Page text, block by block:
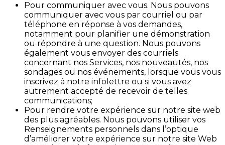
Pour communiquer avec vous. Nous pouvons
communiquer avec vous par courriel ou par
téléphone en réponse à vos demandes,
notamment pour planifier une démonstration
ou répondre à une question. Nous pouvons
également vous envoyer des courriels
concernant nos Services, nos nouveautés, nos
sondages ou nos événements, lorsque vous vous
inscrivez à notre infolettre ou si vous avez
autrement accepté de recevoir de telles
communications;
Pour rendre votre expérience sur notre site web
des plus agréables. Nous pouvons utiliser vos
Renseignements personnels dans l’optique
d’améliorer votre expérience sur notre site Web